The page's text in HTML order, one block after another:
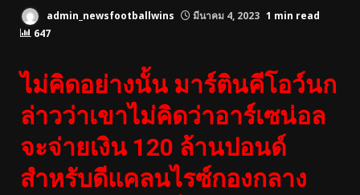
admin_newsfootballwins มีนาคม 4, 2023 1 min read
647
ไม่คิดอย่างนั้น มาร์ตินคีโอว์นก
ล่าวว่าเขาไม่คิดว่าอาร์เซน่อล
จะจ่ายเงิน 120 ล้านปอนด์
สำหรับดีแคลนไรซ์กองกลาง